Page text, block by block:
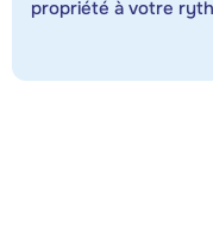
propriété à votre